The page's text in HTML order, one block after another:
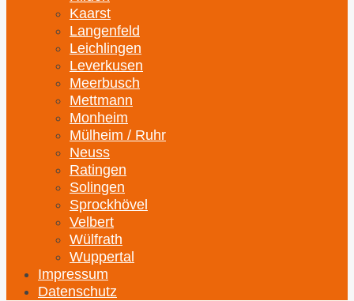
Kaarst
Langenfeld
Leichlingen
Leverkusen
Meerbusch
Mettmann
Monheim
Mülheim / Ruhr
Neuss
Ratingen
Solingen
Sprockhövel
Velbert
Wülfrath
Wuppertal
Impressum
Datenschutz